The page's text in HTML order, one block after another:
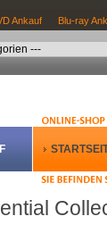
Ankauf Blu-ray